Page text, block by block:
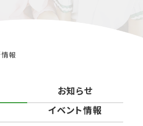
報
お知らせ
イベント情報